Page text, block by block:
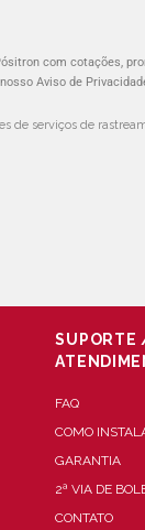
com cotações,
Aviso de
de serviços de
SUPORTE
FAQ
COMO
GARANTIA
2ª VIA DE
CONTATO